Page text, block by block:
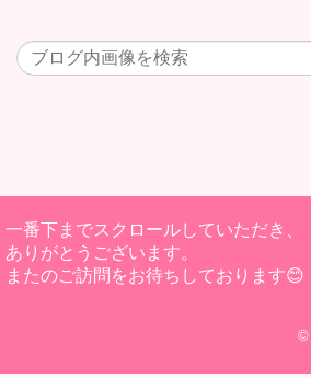
一番下までスクロールしていただき、
ありがとうございます。
またのご訪問をお待ちしております😊
©